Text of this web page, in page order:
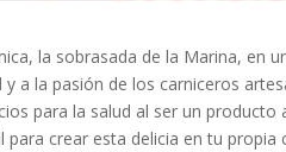
la sobrasada de la Marina, en
a la pasión de los carniceros
para la salud al ser un
para crear esta delicia en tu propia